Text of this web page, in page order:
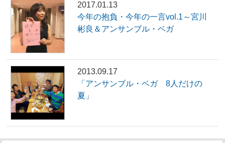
2017.01.13
今年の抱負・今年の一言vol.1～宮川
彬良＆アンサンブル・ベガ
2013.09.17
「アンサンブル・ベガ 8人だけの
夏」